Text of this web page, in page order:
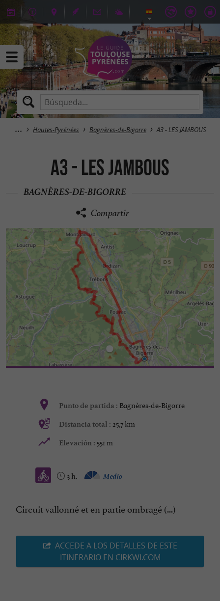
Hautes-Pyrénées Bagnères-de-Bigorre A3 - LES JAMBOUS
A3 - LES JAMBOUS
BAGNÈRES-DE-BIGORRE
Compartir
Punto de partida : Bagnères-de-Bigorre
Distancia total : 25,7 km
Elevación : 551 m
3 h. Medio
Circuit vallonné et en partie ombragé (...)
ACCEDE A LOS DETALLES DE ESTE
ITINERARIO EN CIRKWI.COM